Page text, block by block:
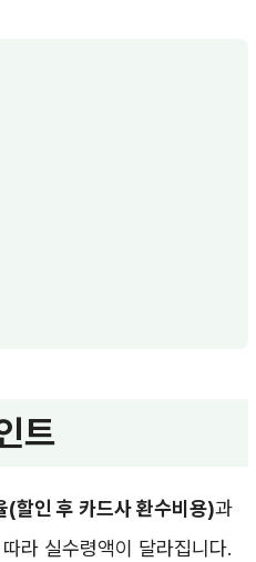
트
(할인 후 카드사 환수비용)과
라 실수령액이 달라집니다.